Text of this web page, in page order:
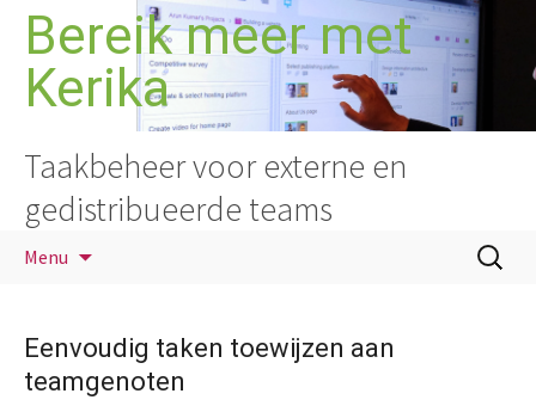
inhoud
Bereik meer met
Kerika
Taakbeheer voor externe en
gedistribueerde teams
Menu
Zoeken
naar:
Eenvoudig taken toewijzen aan
teamgenoten